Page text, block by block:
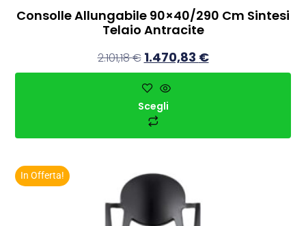
Consolle Allungabile 90×40/290 Cm Sintesi
Telaio Antracite
2.101,18€ 1.470,83 €
Scegli
In Offerta!